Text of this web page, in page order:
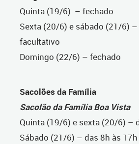
Quinta (19/6) – fechado
Sexta (20/6) e sábado (21/6)
facultativo
Domingo (22/6) – fechado
Sacolões da Família
Sacolão da Família Boa Vista
Quinta (19/6) e sexta (20/6) –
Sábado (21/6) – das 8h às 17h